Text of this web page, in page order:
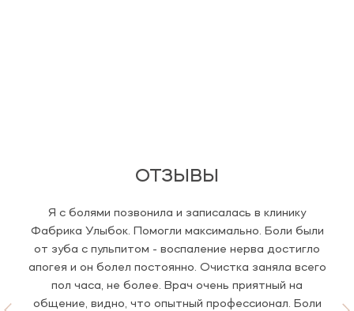
ОТЗЫВЫ
Я с болями позвонила и записалась в клинику
Фабрика Улыбок. Помогли максимально. Боли были
от зуба с пульпитом - воспаление нерва достигло
апогея и он болел постоянно. Очистка заняла всего
пол часа, не более. Врач очень приятный на
общение, видно, что опытный профессионал. Боли